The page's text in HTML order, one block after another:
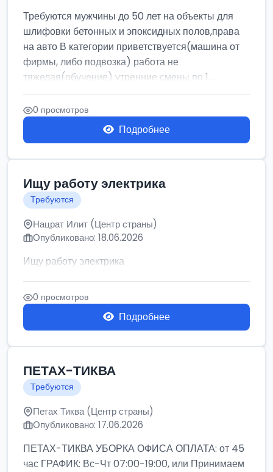
Требуются мужчины до 50 лет на объекты для
шлифовки бетонных и эпоксидных полов,права
на авто В категории приветствуется(машина от
фирмы, либо подвозка) работа не
тяжелая(обучение) утренние смены по 1...
0 просмотров
Подробнее
Ищу работу электрика
Требуются
Нацрат Илит (Центр страны)
Опубликовано: 18.06.2026
Ищу работу электрика
0 просмотров
Подробнее
ПЕТАХ-ТИКВА
Требуются
Петах Тиква (Центр страны)
Опубликовано: 17.06.2026
ПЕТАХ-ТИКВА УБОРКА ОФИСА ОПЛАТА: от 45
час ГРАФИК: Вс-Чт 07:00-19:00, или Принимаем